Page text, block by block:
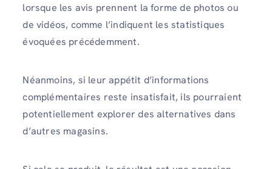
lorsque les avis prennent la forme de photos ou
de vidéos, comme l’indiquent les statistiques
évoquées précédemment.
Néanmoins, si leur appétit d’informations
complémentaires reste insatisfait, ils pourraient
potentiellement explorer des alternatives dans
d’autres magasins.